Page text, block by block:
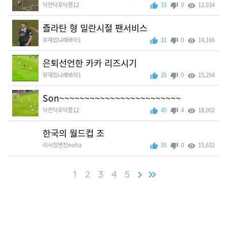
닥전닥후닥쭝12 33 0 12,934
즐라탄 형 밀란시절 팬서비스
뮤재밌냐해봐아1 31 0 14,166
은퇴선언한 카카 리즈시기
뮤재밌냐해봐아1 35 0 15,294
Son~~~~~~~~~~~~~~~~~~~~~~~~
닥전닥후닥쭝12 40 4 18,002
한국의 월드컵 조
리서칭엔진noha 35 0 15,632
1 2 3 4 5